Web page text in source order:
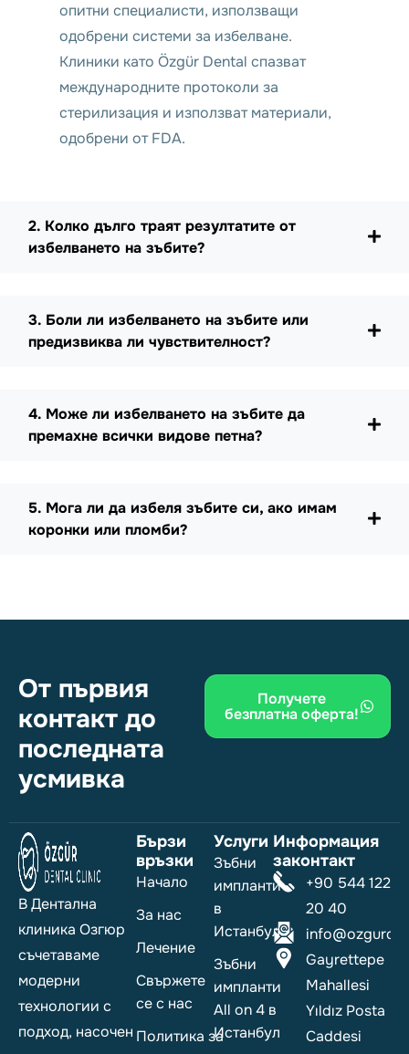
опитни специалисти, използващи
одобрени системи за избелване.
Клиники като Özgür Dental спазват
международните протоколи за
стерилизация и използват материали,
одобрени от FDA.
2. Колко дълго траят резултатите от
избелването на зъбите?
3. Боли ли избелването на зъбите или
предизвиква ли чувствителност?
4. Може ли избелването на зъбите да
премахне всички видове петна?
5. Мога ли да избеля зъбите си, ако имам
коронки или пломби?
От първия
контакт до
последната
усмивка
Получете
безплатна оферта!
В Дентална
клиника Озгюр
съчетаваме
модерни
технологии с
подход, насочен
Бързи
връзки
Начало
За нас
Лечение
Свържете
се с нас
Политика за
Услуги
Зъбни
импланти
в
Истанбул
Зъбни
импланти
All on 4 в
Истанбул
Информация
законтакт
+90 544 122
20 40
Gayrettepe
Mahallesi
Yıldız Posta
Caddesi